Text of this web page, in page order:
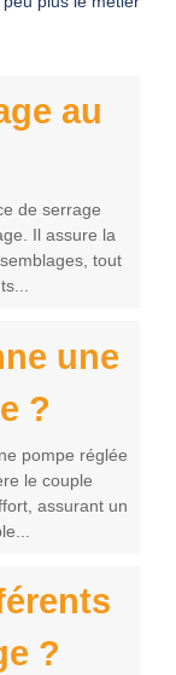
au
de serrage
Il assure la
tout
une
?
pompe réglée
le couple
assurant un
?